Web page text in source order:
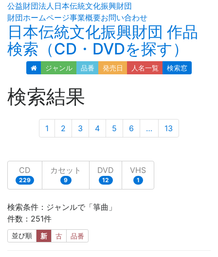
公益財団法人日本伝統文化振興財団
財団ホームページ事業概要お問い合わせ
日本伝統文化振興財団 作品
検索（CD・DVDを探す）
ジャンル 品番 発売日 人名一覧 検索窓
検索結果
1 2 3 4 5 6 … 13
CD
229
カセット
9
DVD
12
VHS
1
検索条件：ジャンルで「箏曲」
件数：251件
並び順 新 古 品番